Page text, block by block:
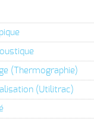
(Thermographie)
(Utilitrac)